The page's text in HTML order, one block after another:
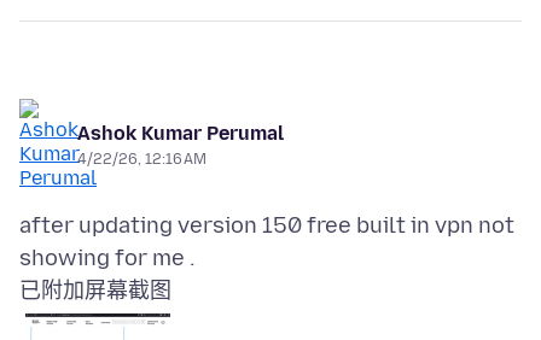
Ashok Kumar Perumal
4/22/26, 12:16 AM
after updating version 150 free built in vpn not
已附加屏幕截图